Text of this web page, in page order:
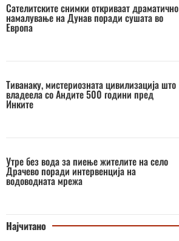
Сателитските снимки откриваат драматично
намалување на Дунав поради сушата во
Европа
Тиванаку, мистериозната цивилизација што
владеела со Андите 500 години пред
Инките
Утре без вода за пиење жителите на село
Драчево поради интервенција на
водоводната мрежа
Најчитано